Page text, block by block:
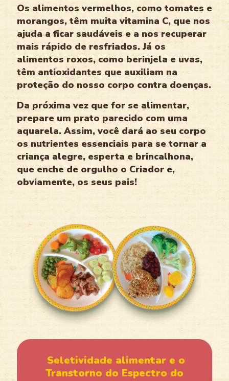
Os alimentos vermelhos, como tomates e
morangos, têm muita vitamina C, que nos
ajuda a ficar saudáveis e a nos recuperar
mais rápido de resfriados. Já os
alimentos roxos, como berinjela e uvas,
têm antioxidantes que auxiliam na
proteção do nosso corpo contra doenças.
Da próxima vez que for se alimentar,
prepare um prato parecido com uma
aquarela. Assim, você dará ao seu corpo
os nutrientes essenciais para se tornar a
criança alegre, esperta e brincalhona,
que enche de orgulho o Criador e,
obviamente, os seus pais!
Seletividade alimentar e o
Transtorno do Espectro do